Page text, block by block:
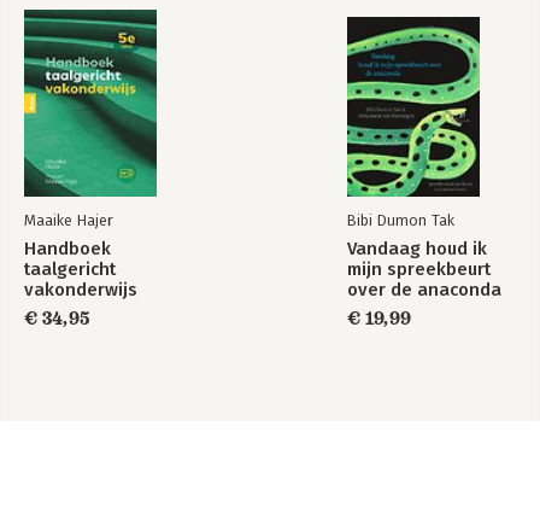
Maaike Hajer
Handboek
taalgericht
vakonderwijs
€ 34,95
Bibi Dumon Tak
Vandaag houd ik
mijn spreekbeurt
over de anaconda
€ 19,99